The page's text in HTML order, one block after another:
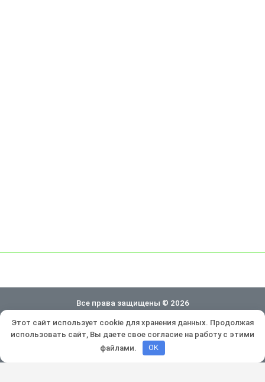
Все права защищены © 2026
Политика конфиденциальности
Разработка и продвижение:
Этот сайт использует cookie для хранения данных. Продолжая
использовать сайт, Вы даете свое согласие на работу с этими
файлами.
OK